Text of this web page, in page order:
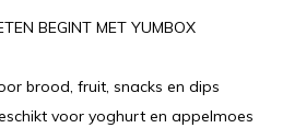
BEGINT MET YUMBOX
brood, fruit, snacks en dips
voor yoghurt en appelmoes